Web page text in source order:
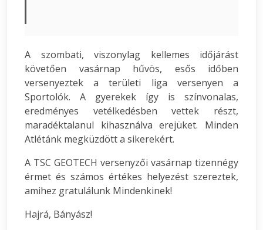
A szombati, viszonylag kellemes időjárást
követően vasárnap hűvös, esős időben
versenyeztek a területi liga versenyen a
Sportolók. A gyerekek így is színvonalas,
eredményes vetélkedésben vettek részt,
maradéktalanul kihasználva erejüket. Minden
Atlétánk megküzdött a sikerekért.
A TSC GEOTECH versenyzői vasárnap tizennégy
érmet és számos értékes helyezést szereztek,
amihez gratulálunk Mindenkinek!
Hajrá, Bányász!